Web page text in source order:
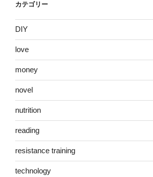
カテゴリー
DIY
love
money
novel
nutrition
reading
resistance training
technology